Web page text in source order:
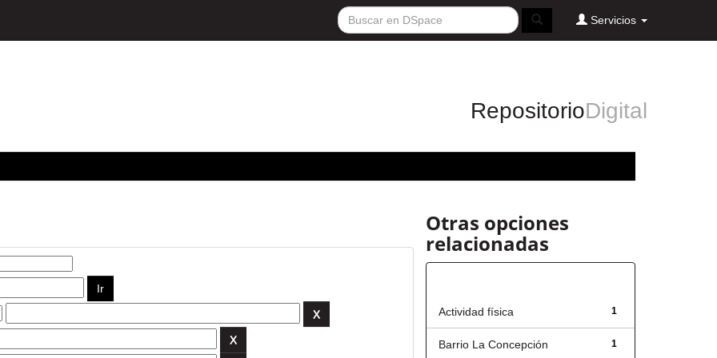
Servicios
RepositorioDigital
Otras opciones
relacionadas
1
Actividad física
1
Barrio La Concepción